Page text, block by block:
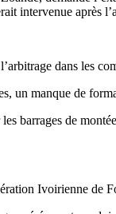
intervenue après
dans les
un manque de
barrages de
Ivoirienne de